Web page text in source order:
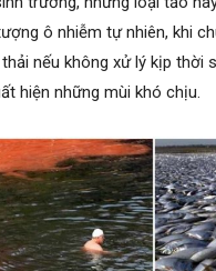
ô nhiễm tự nhiên, khi
nếu không xử lý kịp thời
hiện những mùi khó chịu.